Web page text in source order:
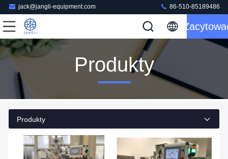
jack@jangli-equipment.com 86-510-85189486
Produkty
Produkty